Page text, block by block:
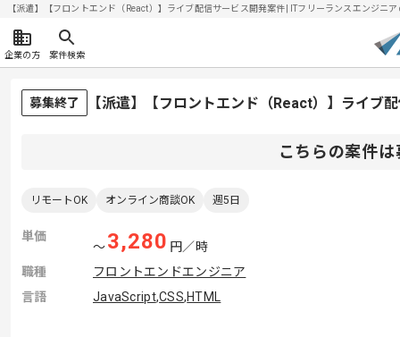
【派遣】【フロントエンド（React）】ライブ配信サービス開発案件| ITフリーランスエンジ
企業の方 案件検索
募集終了 【派遣】【フロントエンド（React）】ライブ
こちらの案件
リモートOK オンライン商談OK 週5日
単価
〜3,280 円／時
職種
フロントエンドエンジニア
言語
JavaScript,CSS,HTML